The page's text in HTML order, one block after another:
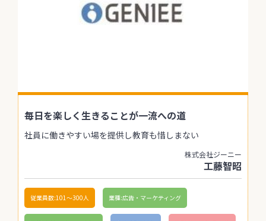
毎日を楽しく生きることが一流への道
社員に働きやすい場を提供し教育も惜しまない
株式会社ジーニー
工藤智昭
従業員数:101〜300人 業種:広告・マーケティング